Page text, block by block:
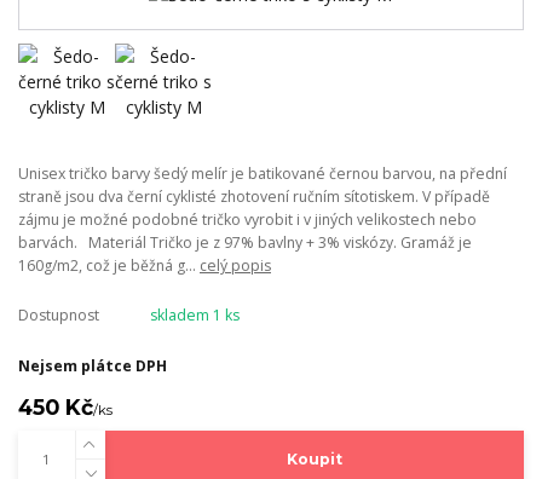
Unisex tričko barvy šedý melír je batikované černou barvou, na přední
straně jsou dva černí cyklisté zhotovení ručním sítotiskem. V případě
zájmu je možné podobné tričko vyrobit i v jiných velikostech nebo
barvách. Materiál Tričko je z 97% bavlny + 3% viskózy. Gramáž je
160g/m2, což je běžná g... celý popis
Dostupnost skladem 1 ks
Nejsem plátce DPH
450 Kč/ks
Koupit